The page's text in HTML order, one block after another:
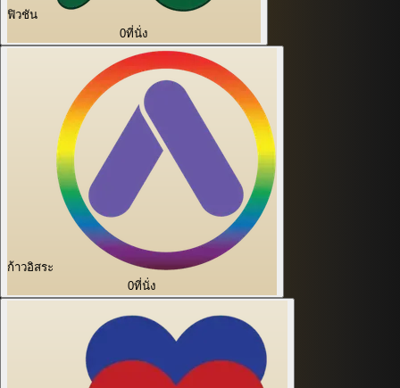
ฟิวชัน
0ที่นั่ง
ก้าวอิสระ
0ที่นั่ง